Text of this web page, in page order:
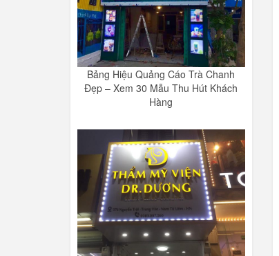
Bảng Hiệu Quảng Cáo Trà Chanh
Đẹp – Xem 30 Mẫu Thu Hút Khách
Hàng